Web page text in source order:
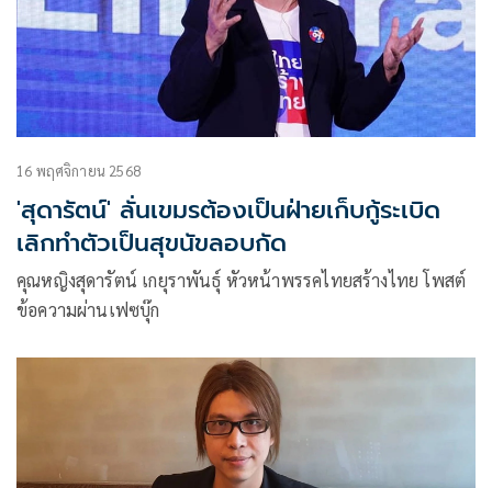
16 พฤศจิกายน 2568
'สุดารัตน์' ลั่นเขมรต้องเป็นฝ่ายเก็บกู้ระเบิด
เลิกทำตัวเป็นสุขนัขลอบกัด
คุณหญิงสุดารัตน์ เกยุราพันธุ์ หัวหน้าพรรคไทยสร้างไทย โพสต์
ข้อความผ่านเฟซบุ๊ก